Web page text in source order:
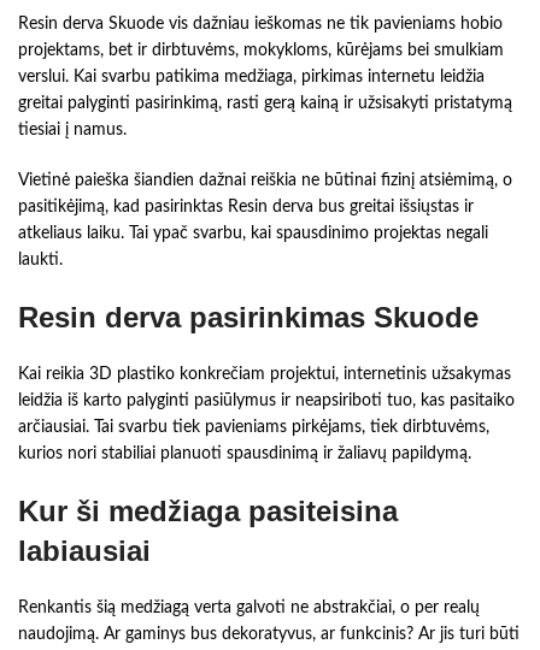
Resin derva Skuode vis dažniau ieškomas ne tik pavieniams hobio
projektams, bet ir dirbtuvėms, mokykloms, kūrėjams bei smulkiam
verslui. Kai svarbu patikima medžiaga, pirkimas internetu leidžia
greitai palyginti pasirinkimą, rasti gerą kainą ir užsisakyti pristatymą
tiesiai į namus.
Vietinė paieška šiandien dažnai reiškia ne būtinai fizinį atsiėmimą, o
pasitikėjimą, kad pasirinktas Resin derva bus greitai išsiųstas ir
atkeliaus laiku. Tai ypač svarbu, kai spausdinimo projektas negali
laukti.
Resin derva pasirinkimas Skuode
Kai reikia 3D plastiko konkrečiam projektui, internetinis užsakymas
leidžia iš karto palyginti pasiūlymus ir neapsiriboti tuo, kas pasitaiko
arčiausiai. Tai svarbu tiek pavieniams pirkėjams, tiek dirbtuvėms,
kurios nori stabiliai planuoti spausdinimą ir žaliavų papildymą.
Kur ši medžiaga pasiteisina
labiausiai
Renkantis šią medžiagą verta galvoti ne abstrakčiai, o per realų
naudojimą. Ar gaminys bus dekoratyvus, ar funkcinis? Ar jis turi būti